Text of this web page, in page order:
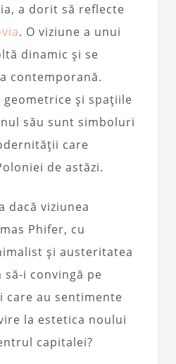
a dorit să reflecte
. O viziune a unui
dinamic și se
contemporană.
geometrice și spațiile
său sunt simboluri
care
de astăzi.
dacă viziunea
Phifer, cu
și austeritatea
i convingă pe
care au sentimente
la estetica noului
capitalei?